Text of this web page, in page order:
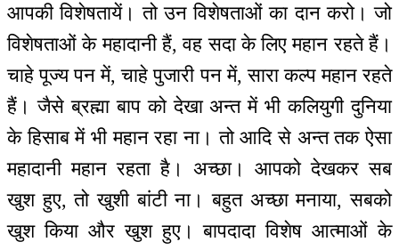
आपकी विशेषतायें। तो उन विशेषताओं का दान करो। जो
विशेषताओं के महादानी हैं, वह सदा के लिए महान रहते हैं।
चाहे पूज्य पन में, चाहे पुजारी पन में, सारा कल्प महान रहते
हैं। जैसे ब्रह्मा बाप को देखा अन्त में भी कलियुगी दुनिया
के हिसाब में भी महान रहा ना। तो आदि से अन्त तक ऐसा
महादानी महान रहता है। अच्छा। आपको देखकर सब
खुश हुए, तो खुशी बांटी ना। बहुत अच्छा मनाया, सबको
खुश किया और खुश हुए। बापदादा विशेष आत्माओं के